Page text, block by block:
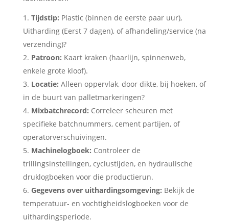
Tijdstip: Plastic (binnen de eerste paar uur),
Uitharding (Eerst 7 dagen), of afhandeling/service (na
verzending)?
Patroon: Kaart kraken (haarlijn, spinnenweb,
enkele grote kloof).
Locatie: Alleen oppervlak, door dikte, bij hoeken, of
in de buurt van palletmarkeringen?
Mixbatchrecord: Correleer scheuren met
specifieke batchnummers, cement partijen, of
operatorverschuivingen.
Machinelogboek: Controleer de
trillingsinstellingen, cyclustijden, en hydraulische
druklogboeken voor die productierun.
Gegevens over uithardingsomgeving: Bekijk de
temperatuur- en vochtigheidslogboeken voor de
uithardingsperiode.